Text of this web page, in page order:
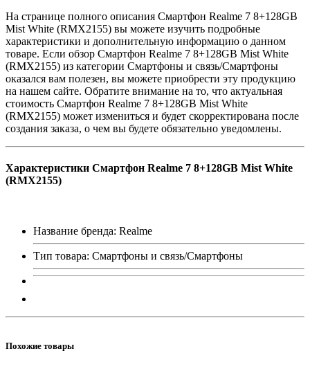
На странице полного описания Смартфон Realme 7 8+128GB
Mist White (RMX2155) вы можете изучить подробные
характеристики и дополнительную информацию о данном
товаре. Если обзор Смартфон Realme 7 8+128GB Mist White
(RMX2155) из категории Смартфоны и связь/Смартфоны
оказался вам полезен, вы можете приобрести эту продукцию
на нашем сайте. Обратите внимание на то, что актуальная
стоимость Смартфон Realme 7 8+128GB Mist White
(RMX2155) может измениться и будет скорректирована после
создания заказа, о чем вы будете обязательно уведомлены.
Характеристики Смартфон Realme 7 8+128GB Mist White
(RMX2155)
Название бренда: Realme
Тип товара: Смартфоны и связь/Смартфоны
Похожие товары